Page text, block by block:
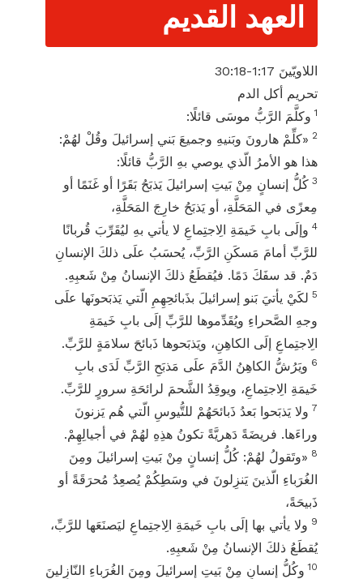
العهد القديم
اللاويّينَ 17:‏1-‏18:‏30
تحريم أكل الدم
1 وكلَّمَ الرَّبُّ موسَى قائلًا:
2 «كلِّمْ هارونَ وبَنيهِ وجميعَ بَني إسرائيلَ وقُلْ لهُمْ:
هذا هو الأمرُ الّذي يوصي بهِ الرَّبُّ قائلًا:
3 كُلُّ إنسانٍ مِنْ بَيتِ إسرائيلَ يَذبَحُ بَقَرًا أو غَنَمًا أو
مِعزًى في المَحَلَّةِ، أو يَذبَحُ خارِجَ المَحَلَّةِ،
4 وإلَى بابِ خَيمَةِ الِاجتِماعِ لا يأتي بهِ ليُقَرِّبَ قُربانًا
للرَّبِّ أمامَ مَسكَنِ الرَّبِّ، يُحسَبُ علَى ذلكَ الإنسانِ
دَمٌ. قد سفَكَ دَمًا. فيُقطَعُ ذلكَ الإنسانُ مِنْ شَعبِهِ.
5 لكَيْ يأتيَ بَنو إسرائيلَ بذَبائحِهِمِ الّتي يَذبَحونَها علَى
وجهِ الصَّحراءِ ويُقَدِّموها للرَّبِّ إلَى بابِ خَيمَةِ
الِاجتِماعِ إلَى الكاهِنِ، ويَذبَحوها ذَبائحَ سلامَةٍ للرَّبِّ.
6 ويَرُشُّ الكاهِنُ الدَّمَ علَى مَذبَحِ الرَّبِّ لَدَى بابِ
خَيمَةِ الِاجتِماعِ، ويوقِدُ الشَّحمَ لرائحَةِ سرورٍ للرَّبِّ.
7 ولا يَذبَحوا بَعدُ ذَبائحَهُمْ للتُّيوسِ الّتي هُم يَزنونَ
وراءَها. فريضَةً دَهريَّةً تكونُ هذِهِ لهُمْ في أجيالِهِمْ.
8 «وتَقولُ لهُمْ: كُلُّ إنسانٍ مِنْ بَيتِ إسرائيلَ ومِنَ
الغُرَباءِ الّذينَ يَنزِلونَ في وسَطِكُمْ يُصعِدُ مُحرَقَةً أو
ذَبيحَةً،
9 ولا يأتي بها إلَى بابِ خَيمَةِ الِاجتِماعِ ليَصنَعَها للرَّبِّ،
يُقطَعُ ذلكَ الإنسانُ مِنْ شَعبِهِ.
10 وكُلُّ إنسانٍ مِنْ بَيتِ إسرائيلَ ومِنَ الغُرَباءِ النّازِلينَ